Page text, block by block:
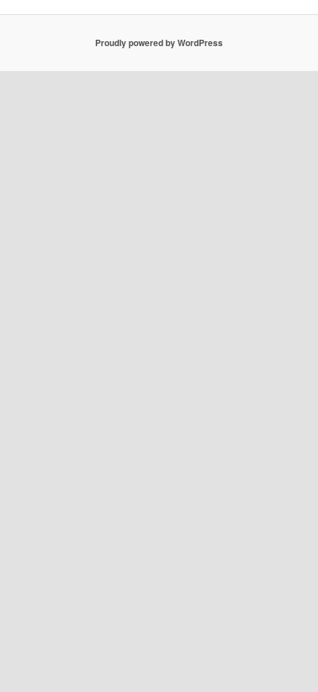
Proudly powered by WordPress